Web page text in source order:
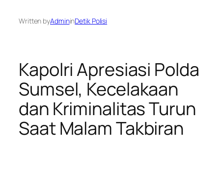
Written byAdmininDetik Polisi
Kapolri Apresiasi Polda
Sumsel, Kecelakaan
dan Kriminalitas Turun
Saat Malam Takbiran